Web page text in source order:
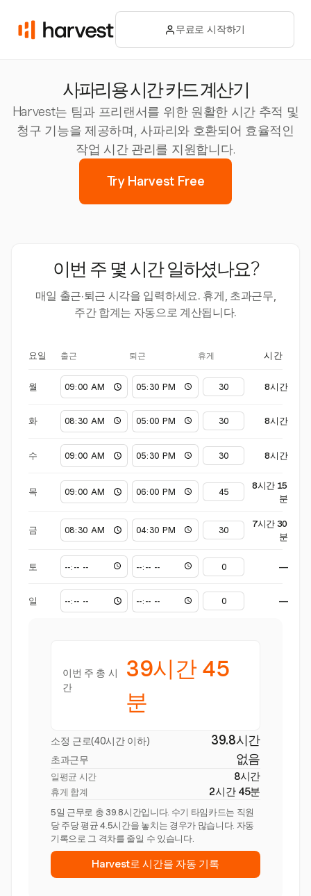
무료로 시작하기
사파리용 시간 카드 계산기
Harvest는 팀과 프리랜서를 위한 원활한 시간 추적 및
청구 기능을 제공하며, 사파리와 호환되어 효율적인
작업 시간 관리를 지원합니다.
Try Harvest Free
이번 주 몇 시간 일하셨나요?
매일 출근·퇴근 시각을 입력하세요. 휴게, 초과근무,
주간 합계는 자동으로 계산됩니다.
요일 출근 퇴근 휴게 시간
월 8시간
화 8시간
수 8시간
목
8시간 15
분
금
7시간 30
분
토 —
일 —
이번 주 총 시
간
39시간 45
분
소정 근로(40시간 이하) 39.8시간
초과근무 없음
일평균 시간 8시간
휴게 합계 2시간 45분
5일 근무로 총 39.8시간입니다. 수기 타임카드는 직원
당 주당 평균 4.5시간을 놓치는 경우가 많습니다. 자동
기록으로 그 격차를 줄일 수 있습니다.
Harvest로 시간을 자동 기록